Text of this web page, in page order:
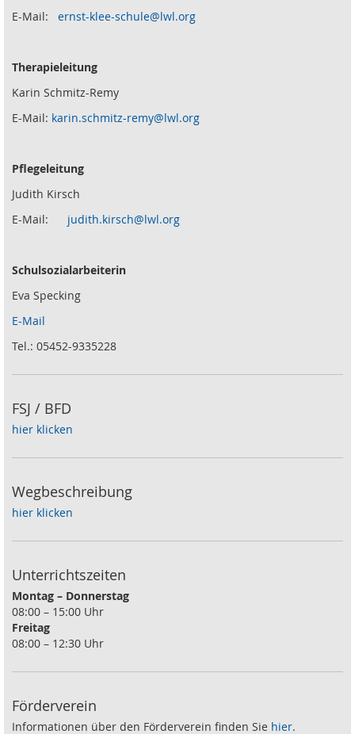
E-Mail: ernst-klee-schule@lwl.org
Therapieleitung
Karin Schmitz-Remy
E-Mail: karin.schmitz-remy@lwl.org
Pflegeleitung
Judith Kirsch
E-Mail: judith.kirsch@lwl.org
Schulsozialarbeiterin
Eva Specking
E-Mail
Tel.: 05452-9335228
FSJ / BFD
hier klicken
Wegbeschreibung
hier klicken
Unterrichtszeiten
Montag – Donnerstag
08:00 – 15:00 Uhr
Freitag
08:00 – 12:30 Uhr
Förderverein
Informationen über den Förderverein finden Sie hier.